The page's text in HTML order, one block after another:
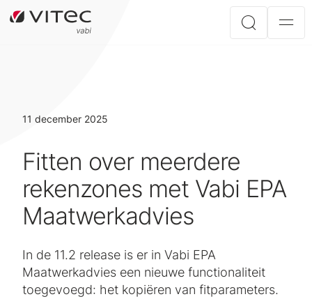
11 december 2025
Fitten over meerdere
rekenzones met Vabi EPA
Maatwerkadvies
In de 11.2 release is er in Vabi EPA
Maatwerkadvies een nieuwe functionaliteit
toegevoegd: het kopiëren van fitparameters.